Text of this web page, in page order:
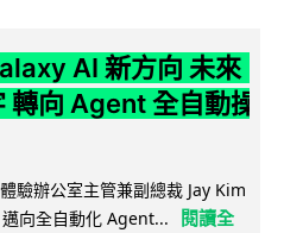
AI 新方向 未來
轉向 Agent 全自動操
驗辦公室主管兼副總裁 Jay Kim
向全自動化 Agent...
閱讀全